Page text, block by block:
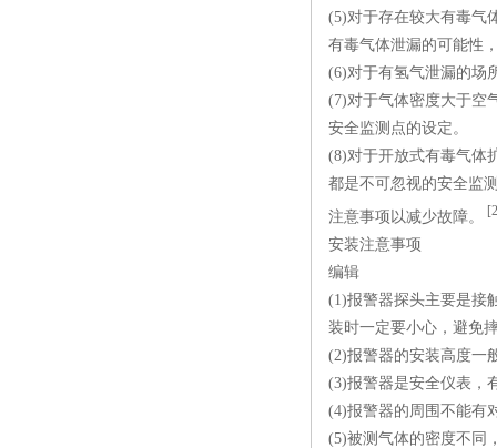
(5)对于存在较大有毒气
有毒气体泄漏的可能性
(6)对于有氢气泄漏的场
(7)对于气体密度大于空
安全监测点的设定。
(8)对于开放式有毒气体
都是不可忽视的安全监
注意事项以减少故障。
安装注意事项
编辑
(1)报警器探头主要是接
装时一定要小心，避免
(2)报警器的安装高度一
(3)报警器是安全仪表，
(4)报警器的周围不能有
(5)被测气体的密度不同